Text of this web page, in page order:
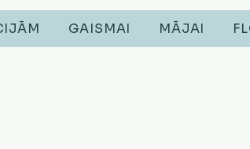
GAISMAI MĀJAI